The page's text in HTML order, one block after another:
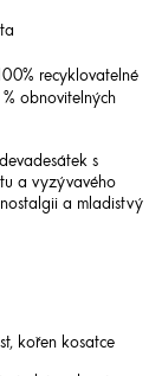
recyklovatelné
obnovitelných
s
a vyzývavého
a mladistvý
kořen kosatce